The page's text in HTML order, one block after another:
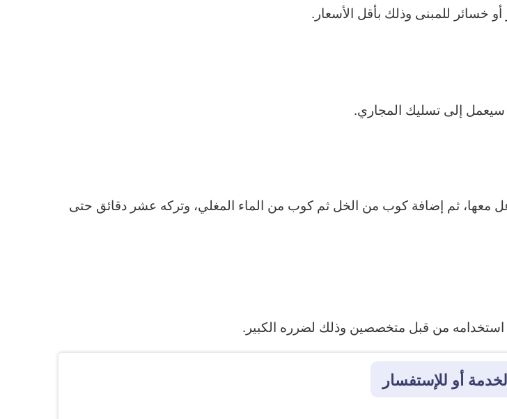
خسائر للمبنى وذلك بأقل الأسعار.
سيعمل إلى تسليك المجاري.
ثم إضافة كوب من الخل ثم كوب من الماء المغلي، وتركه عشر دقائق حتى
من قبل متخصصين وذلك لضرره الكبير.
أو للإستفسار